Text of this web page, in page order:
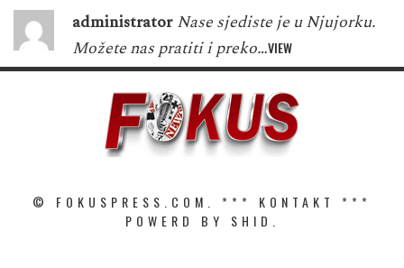
administrator Nase sjediste je u Njujorku.
Možete nas pratiti i preko…VIEW
© FOKUSPRESS.COM. *** KONTAKT
***
POWERD BY SHID.